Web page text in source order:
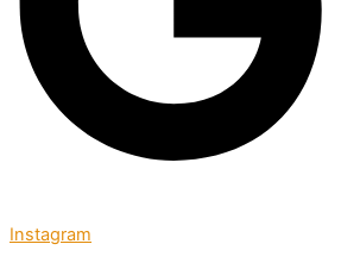
Instagram